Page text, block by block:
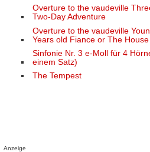
Overture to the vaudeville
Two-Day Adventure
Overture to the vaudeville
Years old Fiance or The House
Sinfonie Nr. 3 e-Moll für 4
einem Satz)
The Tempest
Anzeige